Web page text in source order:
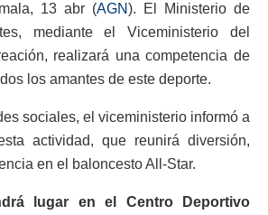
13 abr (AGN). El Ministerio de
mediante el Viceministerio del
realizará una competencia de
los amantes de este deporte.
sociales, el viceministerio informó a
actividad, que reunirá diversión,
en el baloncesto All-Star.
lugar en el Centro Deportivo